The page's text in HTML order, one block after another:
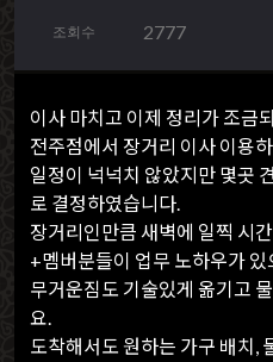
조회수 2777
이사 마치고 이제 정리가 조금
전주점에서 장거리 이사 이용
일정이 넉넉치 않았지만 몇곳
로 결정하였습니다.
장거리인만큼 새벽에 일찍 시
+멤버분들이 업무 노하우가 있
무거운짐도 기술있게 옮기고
요.
도착해서도 원하는 가구 배치,